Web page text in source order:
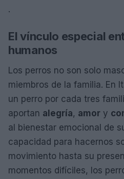
.
El vínculo especial
humanos
Los perros no son solo
miembros de la familia. En
un perro por cada tres
aportan alegría, amor y
al bienestar emocional de
capacidad para hacernos
movimiento hasta su
momentos difíciles, los